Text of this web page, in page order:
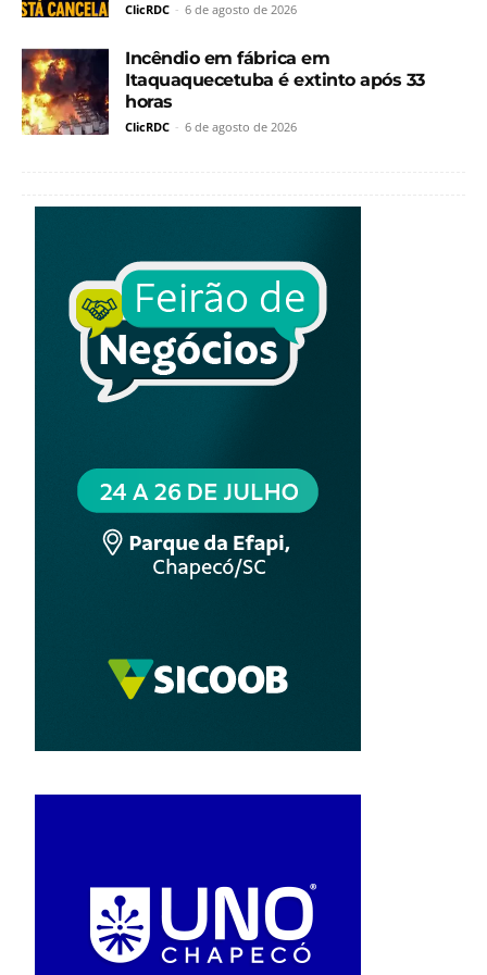
ClicRDC - 6 de agosto de 2026
Incêndio em fábrica em
Itaquaquecetuba é extinto após 33
horas
ClicRDC - 6 de agosto de 2026